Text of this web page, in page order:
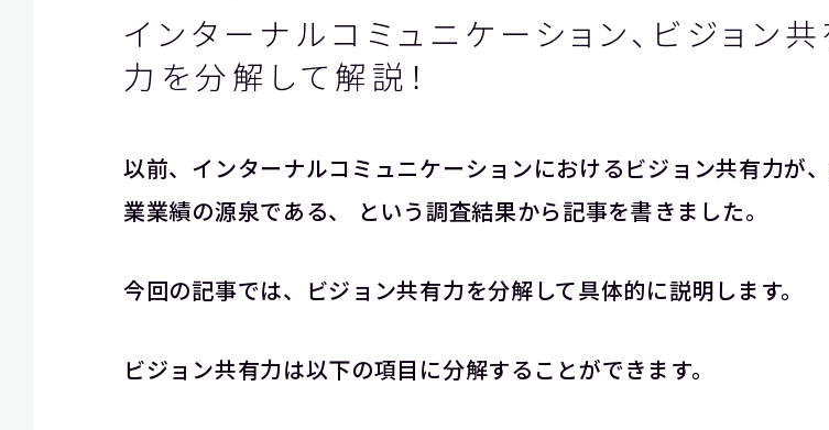
サービス一覧
【住友ゴム工業様①】
大阪ガスビジネスクリエイト様
インターナルコミュニケーション、ビジョン共
力を分解して解説！
以前、インターナルコミュニケーションにおけるビジョン共有力が
業業績の源泉である、 という調査結果から記事を書きました。
今回の記事では、ビジョン共有力を分解して具体的に説明します。
ビジョン共有力は以下の項目に分解することができます。